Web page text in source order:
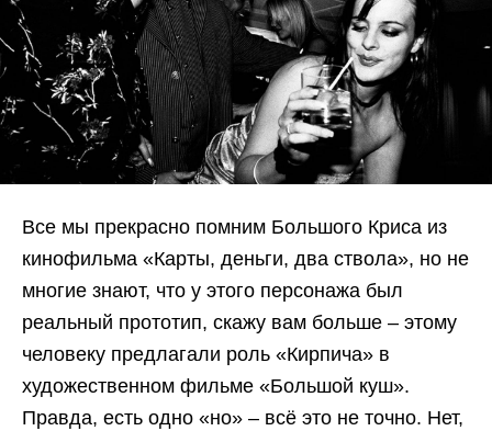
Все мы прекрасно помним Большого Криса из
кинофильма «Карты, деньги, два ствола», но не
многие знают, что у этого персонажа был
реальный прототип, скажу вам больше – этому
человеку предлагали роль «Кирпича» в
художественном фильме «Большой куш».
Правда, есть одно «но» – всё это не точно. Нет,